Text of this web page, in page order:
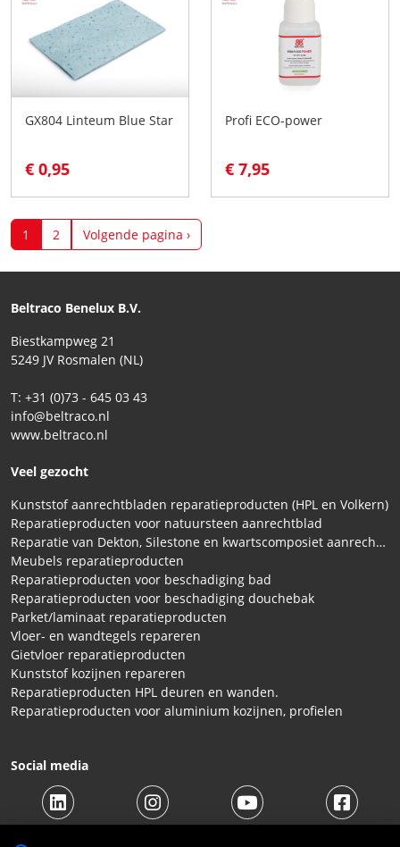
GX804 Linteum Blue Star
€ 0,95
Profi ECO-power
€ 7,95
1 2 Volgende pagina ›
Beltraco Benelux B.V.
Biestkampweg 21
5249 JV Rosmalen (NL)
T: +31 (0)73 - 645 03 43
info@beltraco.nl
www.beltraco.nl
Veel gezocht
Kunststof aanrechtbladen reparatieproducten (HPL en Volkern)
Reparatieproducten voor natuursteen aanrechtblad
Reparatie van Dekton, Silestone en kwartscomposiet aanrechtbladen
Meubels reparatieproducten
Reparatieproducten voor beschadiging bad
Reparatieproducten voor beschadiging douchebak
Parket/laminaat reparatieproducten
Vloer- en wandtegels repareren
Gietvloer reparatieproducten
Kunststof kozijnen repareren
Reparatieproducten HPL deuren en wanden.
Reparatieproducten voor aluminium kozijnen, profielen
Social media